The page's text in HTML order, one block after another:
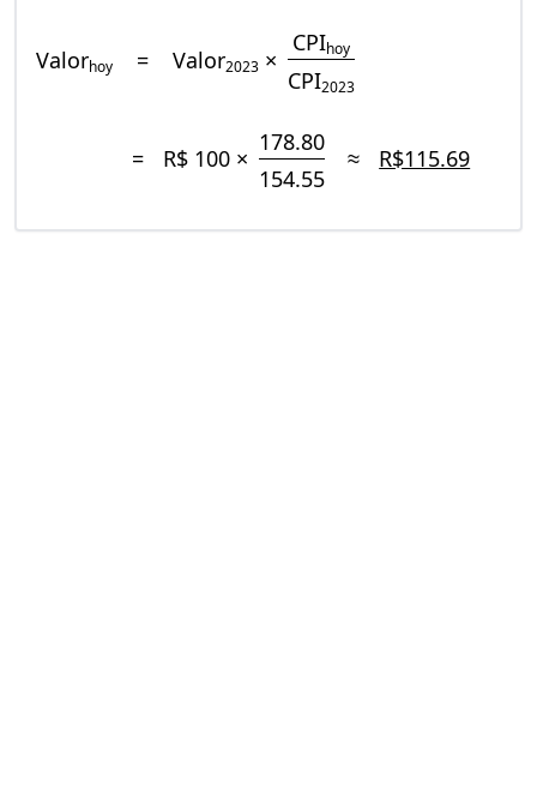
Valorhoy = Valor2023 ×
CPIhoy
CPI2023
= R$ 100 ×
178.80
154.55
≈ R$115.69